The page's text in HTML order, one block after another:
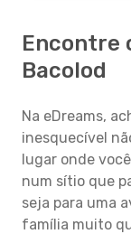
Encontre
Bacolod
Na eDreams,
inesquecível
lugar onde
num sítio que
seja para uma
família muito